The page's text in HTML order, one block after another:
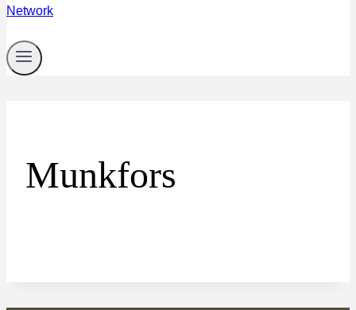
Munkfors